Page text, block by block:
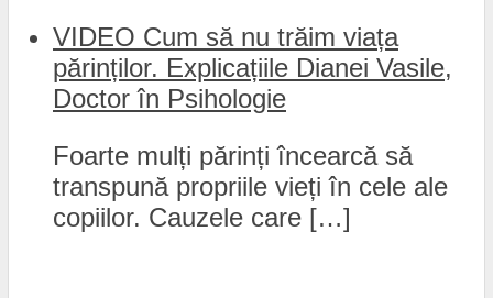
VIDEO Cum să nu trăim viața
părinților. Explicațiile Dianei Vasile,
Doctor în Psihologie
Foarte mulți părinți încearcă să
transpună propriile vieți în cele ale
copiilor. Cauzele care […]